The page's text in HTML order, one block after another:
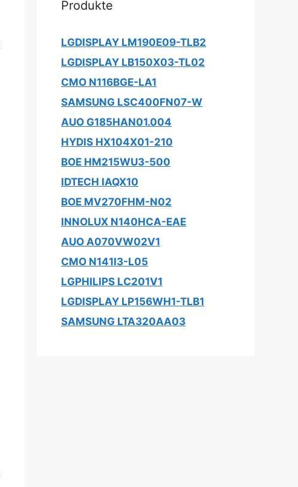
Produkte
LGDISPLAY LM190E09-TLB2
LGDISPLAY LB150X03-TL02
CMO N116BGE-LA1
SAMSUNG LSC400FN07-W
AUO G185HAN01.004
HYDIS HX104X01-210
BOE HM215WU3-500
IDTECH IAQX10
BOE MV270FHM-N02
INNOLUX N140HCA-EAE
AUO A070VW02V1
CMO N141I3-L05
LGPHILIPS LC201V1
LGDISPLAY LP156WH1-TLB1
SAMSUNG LTA320AA03